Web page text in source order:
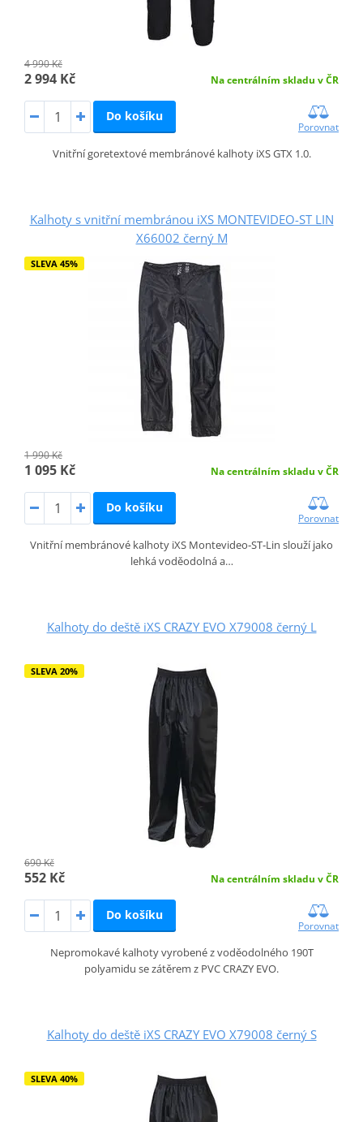
4 990 Kč
2 994 Kč Na centrálním skladu v ČR
Do košíku
Porovnat
Vnitřní goretextové membránové kalhoty iXS GTX 1.0.
Kalhoty s vnitřní membránou iXS MONTEVIDEO-ST LIN
X66002 černý M
SLEVA 45%
1 990 Kč
1 095 Kč Na centrálním skladu v ČR
Do košíku
Porovnat
Vnitřní membránové kalhoty iXS Montevideo‑ST‑Lin slouží jako
lehká voděodolná a…
Kalhoty do deště iXS CRAZY EVO X79008 černý L
SLEVA 20%
690 Kč
552 Kč Na centrálním skladu v ČR
Do košíku
Porovnat
Nepromokavé kalhoty vyrobené z voděodolného 190T
polyamidu se zátěrem z PVC CRAZY EVO.
Kalhoty do deště iXS CRAZY EVO X79008 černý S
SLEVA 40%